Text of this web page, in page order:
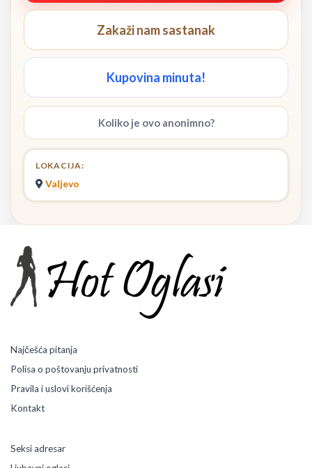
Zakaži nam sastanak
Kupovina minuta!
Koliko je ovo anonimno?
LOKACIJA:
Valjevo
Najčešća pitanja
Polisa o poštovanju privatnosti
Pravila i uslovi korišćenja
Kontakt
Seksi adresar